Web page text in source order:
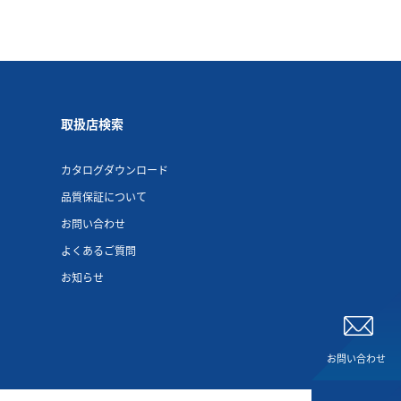
お問い合わせ
お問い合わせ
取扱店検索
カタログダウンロード
品質保証について
お問い合わせ
よくあるご質問
お知らせ